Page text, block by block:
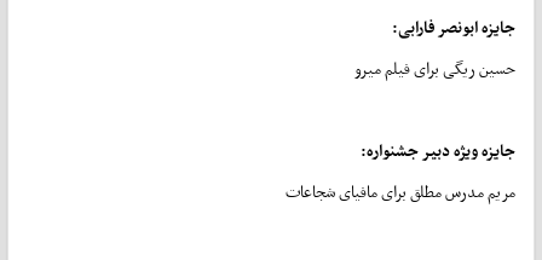
جایزه ابونصر فارابی:
حسین ریگی برای فیلم میرو
جایزه ویژه دبیر جشنواره:
مریم مدرس مطلق برای مافیای شجاعات